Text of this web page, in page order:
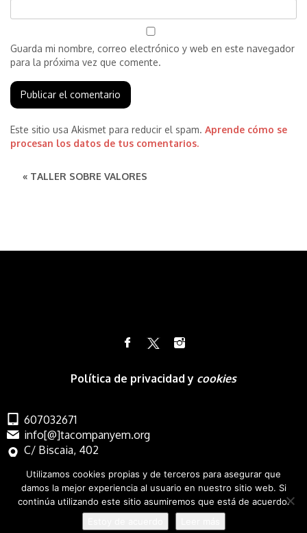
Guarda mi nombre, correo electrónico y web en este navegador
para la próxima vez que comente.
Este sitio usa Akismet para reducir el spam. Aprende cómo se
procesan los datos de tus comentarios.
« TALLER SOBRE VALORES
Política de privacidad y cookies
607032671
info[@]tacompanyem.org
C/ Biscaia, 402
Utilizamos cookies propias y de terceros para asegurar que
damos la mejor experiencia al usuario en nuestro sitio web. Si
continúa utilizando este sitio asumiremos que está de acuerdo.